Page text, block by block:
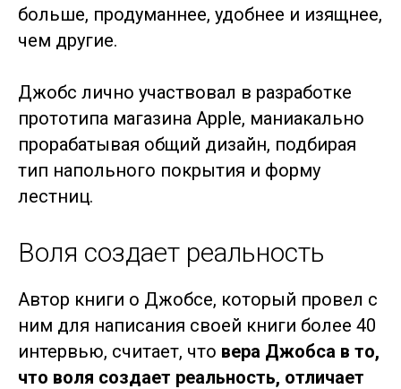
больше, продуманнее, удобнее и изящнее,
чем другие.
Джобс лично участвовал в разработке
прототипа магазина Apple, маниакально
прорабатывая общий дизайн, подбирая
тип напольного покрытия и форму
лестниц.
Воля создает реальность
Автор книги о Джобсе, который провел с
ним для написания своей книги более 40
интервью, считает, что вера Джобса в то,
что воля создает реальность, отличает